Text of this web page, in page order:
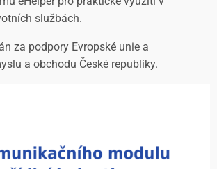
službách.
za podpory Evropské unie a
a obchodu České republiky.